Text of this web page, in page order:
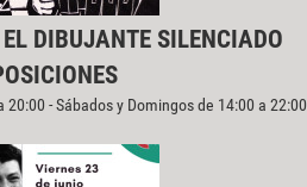
DIBUJANTE SILENCIADO
- Sábados y Domingos de 14:00 a 22:00